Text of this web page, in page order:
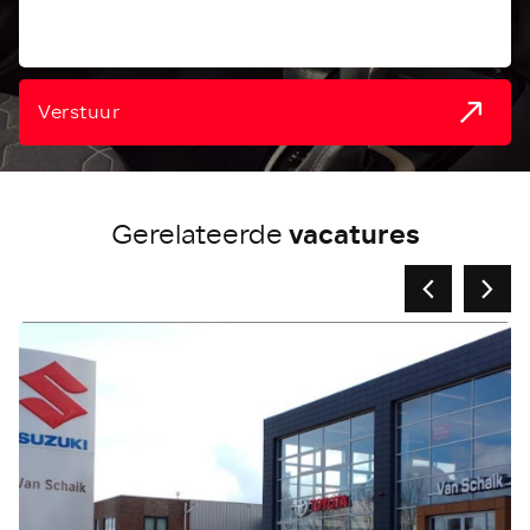
Verstuur
Gerelateerdevacatures